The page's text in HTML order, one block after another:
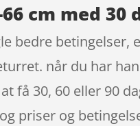
cm med
bedre
når du har
få 30, 60 eller 90
priser og